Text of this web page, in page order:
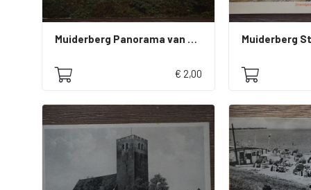
Muiderberg Panorama van af den ouden toren
€ 2,00
Muiderberg